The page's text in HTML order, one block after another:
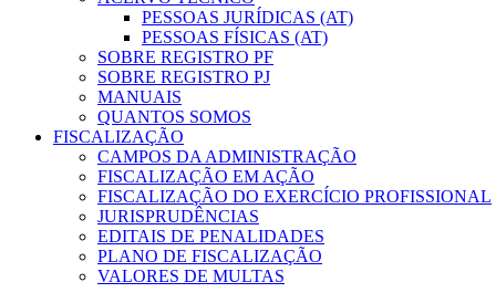
PESSOAS JURÍDICAS (AT)
PESSOAS FÍSICAS (AT)
SOBRE REGISTRO PF
SOBRE REGISTRO PJ
MANUAIS
QUANTOS SOMOS
FISCALIZAÇÃO
CAMPOS DA ADMINISTRAÇÃO
FISCALIZAÇÃO EM AÇÃO
FISCALIZAÇÃO DO EXERCÍCIO PROFISSIONAL
JURISPRUDÊNCIAS
EDITAIS DE PENALIDADES
PLANO DE FISCALIZAÇÃO
VALORES DE MULTAS